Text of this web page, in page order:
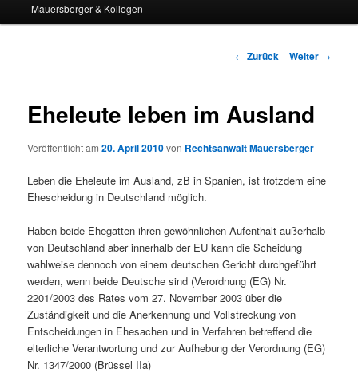
Mauersberger & Kollegen
Beitragsnavigation
← Zurück Weiter →
Eheleute leben im Ausland
Veröffentlicht am20. April 2010von Rechtsanwalt Mauersberger
Leben die Eheleute im Ausland, zB in Spanien, ist trotzdem eine
Ehescheidung in Deutschland möglich.
Haben beide Ehegatten ihren gewöhnlichen Aufenthalt außerhalb
von Deutschland aber innerhalb der EU kann die Scheidung
wahlweise dennoch von einem deutschen Gericht durchgeführt
werden, wenn beide Deutsche sind (Verordnung (EG) Nr.
2201/2003 des Rates vom 27. November 2003 über die
Zuständigkeit und die Anerkennung und Vollstreckung von
Entscheidungen in Ehesachen und in Verfahren betreffend die
elterliche Verantwortung und zur Aufhebung der Verordnung (EG)
Nr. 1347/2000 (Brüssel IIa)